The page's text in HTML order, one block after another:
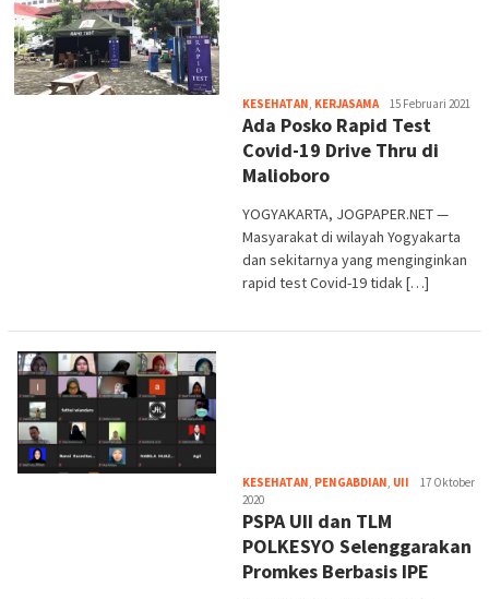
KESEHATAN, KERJASAMAHeri
Purwata
15 Februari 2021
Ada Posko Rapid Test
Covid-19 Drive Thru di
Malioboro
YOGYAKARTA, JOGPAPER.NET —
Masyarakat di wilayah Yogyakarta
dan sekitarnya yang menginginkan
rapid test Covid-19 tidak […]
KESEHATAN, PENGABDIAN, UII Heri17 Oktober
2020
PSPA UII dan TLM
POLKESYO Selenggarakan
Promkes Berbasis IPE